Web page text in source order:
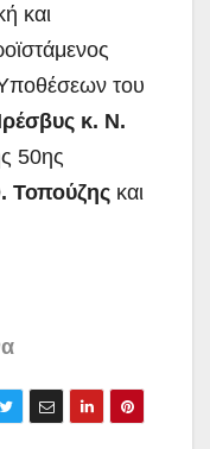
και
του
κ. Ν.
50ης
Τοπούζης και